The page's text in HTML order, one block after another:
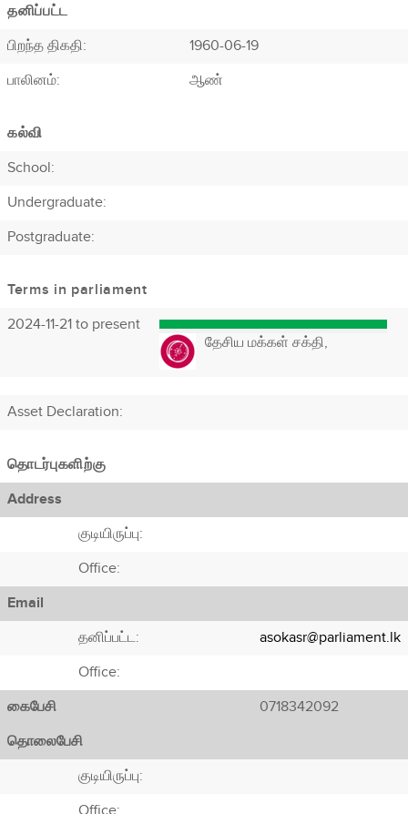
தனிப்பட்ட
பிறந்த திகதி:
1960-06-19
பாலினம்:
ஆண்
கல்வி
School:
Undergraduate:
Postgraduate:
Terms in parliament
2024-11-21 to present
தேசிய மக்கள் சக்தி,
Asset Declaration:
தொடர்புகளிற்கு
Address
குடியிருப்பு:
Office:
Email
தனிப்பட்ட:
asokasr@parliament.lk
Office:
கைபேசி
0718342092
தொலைபேசி
குடியிருப்பு: